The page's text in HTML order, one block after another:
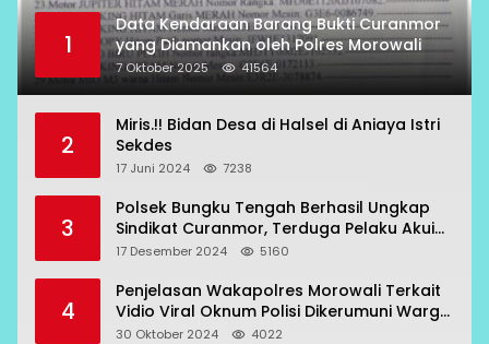
1
Data Kendaraan Barang Bukti Curanmor
yang Diamankan oleh Polres Morowali
7 Oktober 2025 41564
2
Miris.!! Bidan Desa di Halsel di Aniaya Istri
Sekdes
17 Juni 2024 7238
3
Polsek Bungku Tengah Berhasil Ungkap
Sindikat Curanmor, Terduga Pelaku Akui
Beraksi di 7 Lokasi
17 Desember 2024 5160
4
Penjelasan Wakapolres Morowali Terkait
Vidio Viral Oknum Polisi Dikerumuni Warga
Bahodopi
30 Oktober 2024 4022